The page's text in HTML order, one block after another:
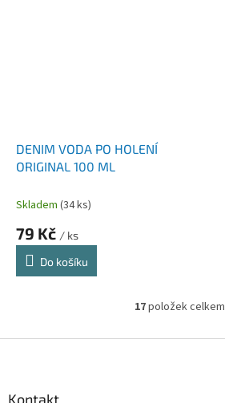
DENIM VODA PO HOLENÍ
ORIGINAL 100 ML
Skladem (34 ks)
79 Kč / ks
Do košíku
O
l
17položek celkem
Kontakt